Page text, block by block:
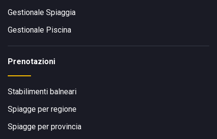
Gestionale Spiaggia
Gestionale Piscina
Prenotazioni
Stabilimenti balneari
Spiagge per regione
Spiagge per provincia